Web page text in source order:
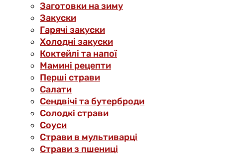
Заготовки на зиму
Закуски
Гарячі закуски
Холодні закуски
Коктейлі та напої
Мамині рецепти
Перші страви
Салати
Сендвічі та бутерброди
Солодкі страви
Соуси
Страви в мультиварці
Страви з пшениці